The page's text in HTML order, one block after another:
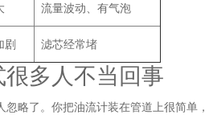
流量波动、有气泡
剧 滤芯经常堵
多人不当回事
略了。你把油流计装在管道上很简单，